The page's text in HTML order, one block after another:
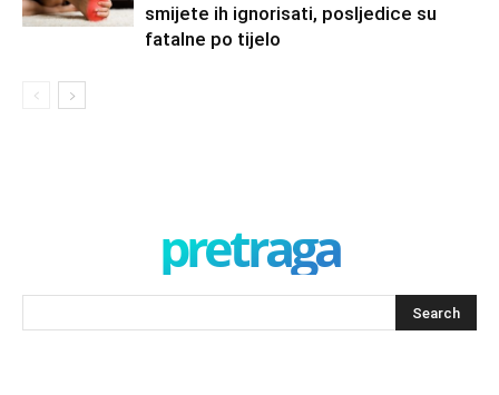
smijete ih ignorisati, posljedice su
fatalne po tijelo
pretraga